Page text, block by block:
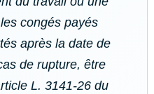
congés payés
après la date de
de rupture, être
L. 3141-26 du